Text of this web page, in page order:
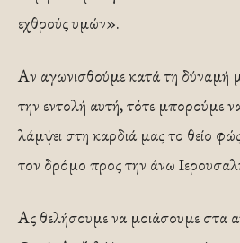
εχθρούς υμών».
Αν αγωνισθούμε κατά τη δύναμή
την εντολή αυτή, τότε μπορούμε
λάμψει στη καρδιά μας το θείο
τον δρόμο προς την άνω
Ας θελήσουμε να μοιάσουμε στα